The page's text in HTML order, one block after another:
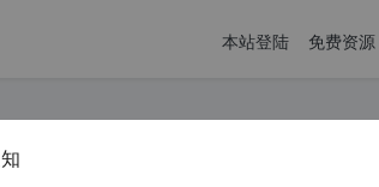
本站登陆 免费资源
v3.00.486 32/64位系统自适应 软件汉化工具 完美汉化中文修正